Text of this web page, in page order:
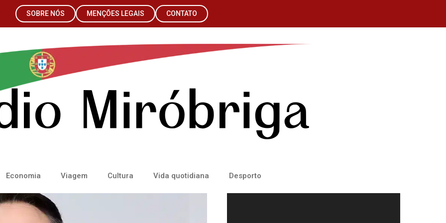
SOBRE NÓS MENÇÕES LEGAIS CONTATO
Economia Viagem Cultura Vida quotidiana Desporto